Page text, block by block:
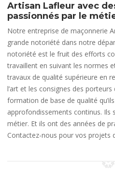
Artisan Lafleur avec
passionnés par le
Notre entreprise de maçonnerie
grande notoriété dans notre
notoriété est le fruit des efforts
travaillent en suivant les normes
travaux de qualité supérieure en
l’art et les consignes des
formation de base de qualité
approfondissements continus. Ils
métier. Et ils ont des années de
Contactez-nous pour vos projets